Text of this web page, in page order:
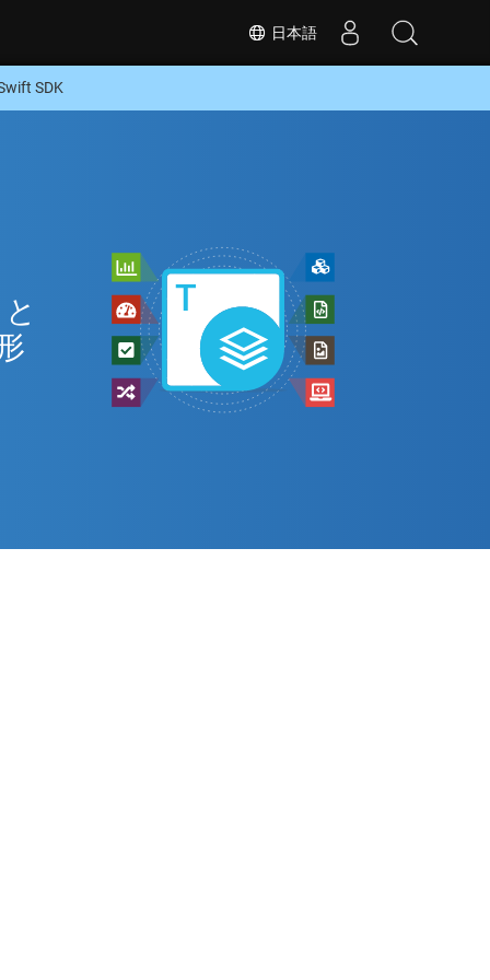
日本語
SDK